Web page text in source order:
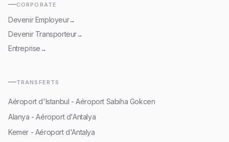
CORPORATE
Devenir Employeur→
Devenir Transporteur→
Entreprise →
TRANSFERTS
Aéroport d'Istanbul - Aéroport Sabiha Gokcen
Alanya - Aéroport d'Antalya
Kemer - Aéroport d'Antalya